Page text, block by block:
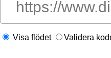
Visa flödet Validera